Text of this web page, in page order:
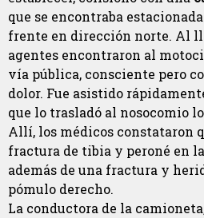
que se encontraba
frente en dirección norte. Al
agentes encontraron al
vía pública, consciente pero
dolor. Fue asistido
que lo trasladó al nosocomio
Allí, los médicos constataron
fractura de tibia y peroné en
además de una fractura y
pómulo derecho.
La conductora de la